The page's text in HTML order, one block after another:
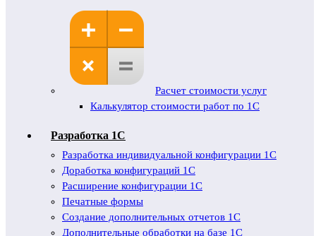
Расчет стоимости услуг
Калькулятор стоимости работ по 1С
Разработка 1С
Разработка индивидуальной конфигурации 1С
Доработка конфигураций 1С
Расширение конфигурации 1С
Печатные формы
Создание дополнительных отчетов 1С
Дополнительные обработки на базе 1С